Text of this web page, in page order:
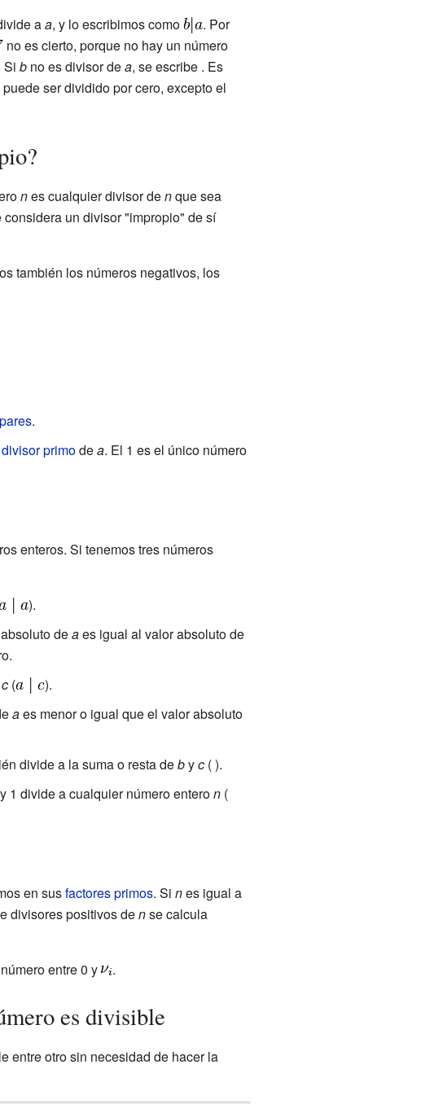
aa, y lo escribimos como
. Por
no es cierto, porque no hay un número
Si bno es divisor dea, se escribe . Es
ser dividido por cero, excepto el
nes cualquier divisor denque sea
un divisor "impropio" de sí
también los números negativos, los
.
divisor primodea. El 1 es el único número
enteros. Si tenemos tres números
).
deaes igual al valor absoluto de
c(
).
aes menor o igual que el valor absoluto
divide a la suma o resta debyc().
1 divide a cualquier número enteron(
en susfactores primos. Si nes igual a
divisores positivos dense calcula
entre 0 y .
es divisible
entre otro sin necesidad de hacer la